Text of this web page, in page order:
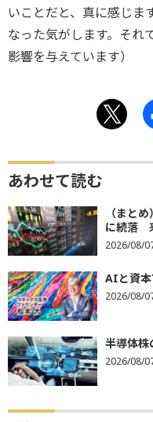
いことだと、真に感じま
なった気がします。それ
影響を与えています）
あわせて読む
（まと
に続落
2026/08/
AIと資
2026/08/
半導体株
2026/08/